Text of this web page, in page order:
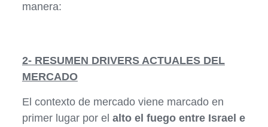
manera:
2- RESUMEN DRIVERS ACTUALES DEL
MERCADO
El contexto de mercado viene marcado en
primer lugar por el alto el fuego entre Israel e